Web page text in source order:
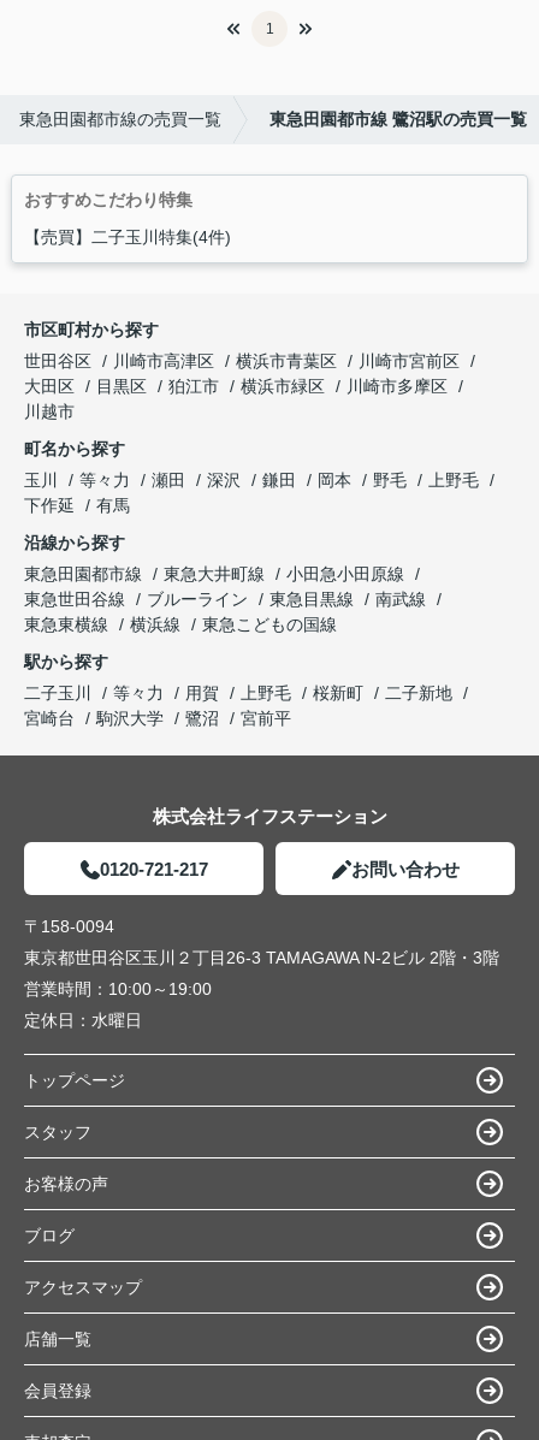
1
東急田園都市線の売買一覧 東急田園都市線 鷺沼駅の売買一覧
おすすめこだわり特集
【売買】二子玉川特集(4件)
市区町村から探す
世田谷区
川崎市高津区 横浜市青葉区
川崎市宮前区
大田区
目黒区 狛江市 横浜市緑区
川崎市多摩区
川越市
町名から探す
玉川
等々力 瀬田 深沢 鎌田 岡本 野毛
上野毛
下作延
有馬
沿線から探す
東急田園都市線
東急大井町線
小田急小田原線
東急世田谷線
ブルーライン 東急目黒線
南武線
東急東横線
横浜線
東急こどもの国線
駅から探す
二子玉川
等々力 用賀 上野毛 桜新町
二子新地
宮崎台
駒沢大学 鷺沼 宮前平
株式会社ライフステーション
0120-721-217 お問い合わせ
〒158-0094
東京都世田谷区玉川２丁目26-3 TAMAGAWA N-2ビル 2階・3階
営業時間： 10:00～19:00
定休日： 水曜日
トップページ
スタッフ
お客様の声
ブログ
アクセスマップ
店舗一覧
会員登録